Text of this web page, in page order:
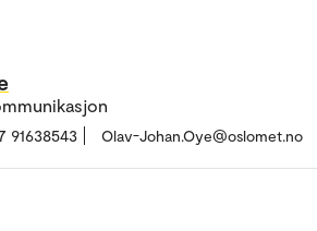
91638543 Olav-Johan.Oye@oslomet.no